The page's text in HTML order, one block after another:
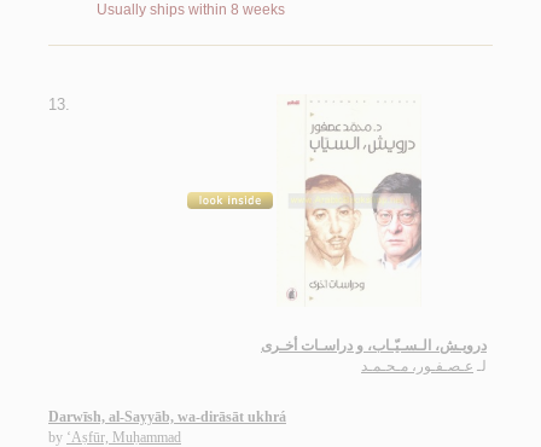
Usually ships within 8 weeks
13.
درويـش، الـسـيّـاب، و دراسـات أخـرى
لـ عـصـفـور، مـحـمـد
Darwīsh, al-Sayyāb, wa-dirāsāt ukhrá
by ‘Aṣfūr, Muḥammad